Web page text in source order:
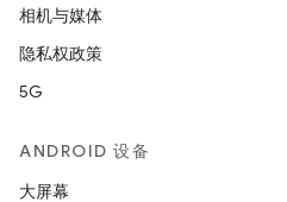
相机与媒体
隐私权政策
5G
ANDROID 设备
大屏幕